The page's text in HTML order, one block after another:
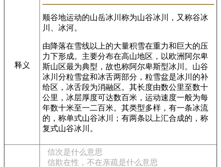
释义
顺谷地运动的山岳冰川称为山谷冰川，又称谷冰
川、冰河。
由降落在雪线以上的大量积雪在重力和巨大的压
力下形成。主要分布在高山地区，以欧洲阿尔卑
斯山区最为典型，故也称阿尔卑斯型冰川。山谷
冰川分粒雪盆和冰舌两部分，粒雪盆是冰川的补
给区，冰舌段为消融区。其长度由数公里至数十
公里，冰层厚度可达数百米，运动速度一般为每
年数十米至一二百米。其类型多样，有一条冰流
的，称单式山谷冰川；有两条以上汇合成的，称
复式山谷冰川。
信次是什么意思
信欺在性，不在亲疏是什么意思